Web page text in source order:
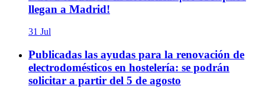
llegan a Madrid!
31 Jul
Publicadas las ayudas para la renovación de
electrodomésticos en hostelería: se podrán
solicitar a partir del 5 de agosto